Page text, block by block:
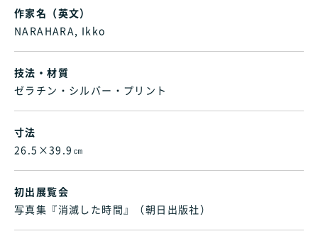
作家名（英文）
NARAHARA, Ikko
技法・材質
ゼラチン・シルバー・プリント
寸法
26.5×39.9㎝
初出展覧会
写真集『消滅した時間』（朝日出版社）